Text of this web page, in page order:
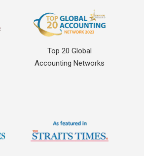
Top 20 Global
Accounting Networks